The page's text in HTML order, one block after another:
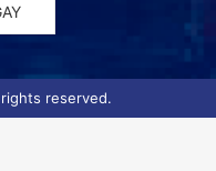
reserved.